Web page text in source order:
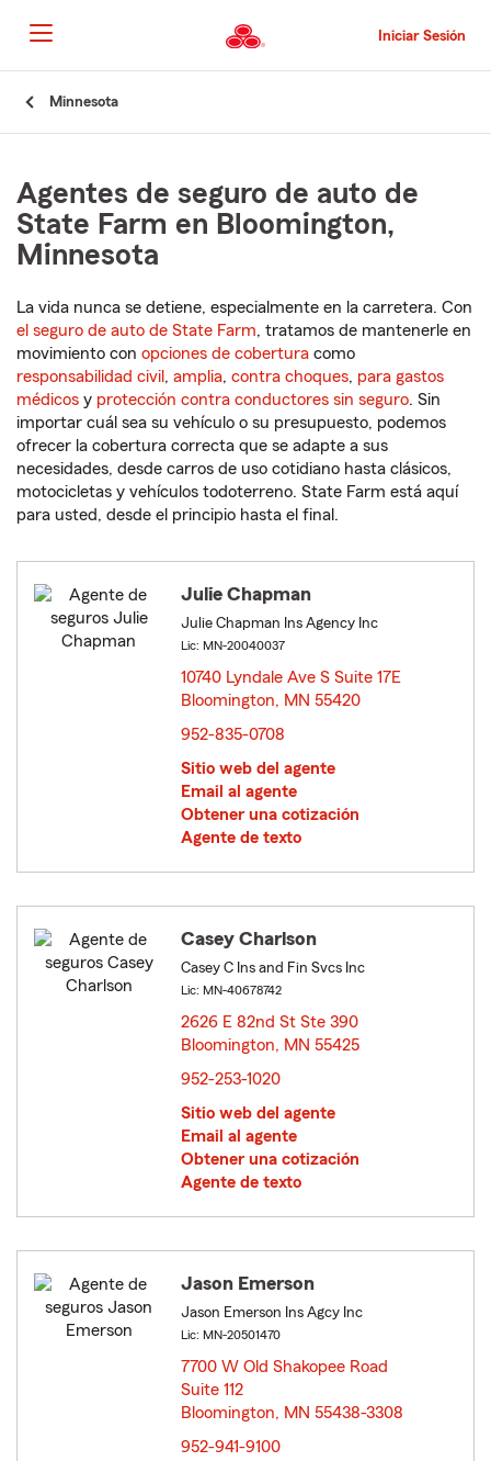
al
contenido
principal
Iniciar Sesión
Minnesota
Agentes de seguro de auto de
State Farm en Bloomington,
Minnesota
La vida nunca se detiene, especialmente en la carretera. Con
el seguro de auto de State Farm, tratamos de mantenerle en
movimiento con opciones de cobertura como
responsabilidad civil , amplia, contra choques, para gastos
médicos y protección contra conductores sin seguro. Sin
importar cuál sea su vehículo o su presupuesto, podemos
ofrecer la cobertura correcta que se adapte a sus
necesidades, desde carros de uso cotidiano hasta clásicos,
motocicletas y vehículos todoterreno. State Farm está aquí
para usted, desde el principio hasta el final.
Julie Chapman
Julie Chapman Ins Agency Inc
Lic: MN-20040037
10740 Lyndale Ave S Suite 17E
Bloomington, MN 55420
952-835-0708
Sitio web del agente
Email al agente
Obtener una cotización
Agente de texto
Casey Charlson
Casey C Ins and Fin Svcs Inc
Lic: MN-40678742
2626 E 82nd St Ste 390
Bloomington, MN 55425
952-253-1020
Sitio web del agente
Email al agente
Obtener una cotización
Agente de texto
Jason Emerson
Jason Emerson Ins Agcy Inc
Lic: MN-20501470
7700 W Old Shakopee Road
Suite 112
Bloomington, MN 55438-3308
952-941-9100